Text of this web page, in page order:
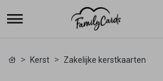
Kerst Zakelijke kerstkaarten